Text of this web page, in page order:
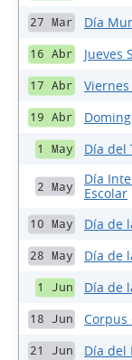
27 Mar Día
16 Abr Jueves
17 Abr
19 Abr
1 May Día del
2 May
Día
Escolar
10 May Día de
28 May Día de
1 Jun Día de
18 Jun Corpus
21 Jun Día del